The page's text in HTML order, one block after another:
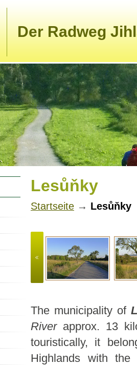
Der Radweg
– Raabs
Lesůňky
Startseite → Lesůňky
The municipality of
Riverapprox. 13
touristically, it
Highlands with